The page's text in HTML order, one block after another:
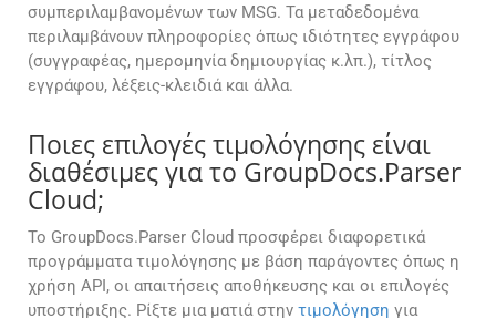
συμπεριλαμβανομένων των MSG. Τα μεταδεδομένα
περιλαμβάνουν πληροφορίες όπως ιδιότητες εγγράφου
(συγγραφέας, ημερομηνία δημιουργίας κ.λπ.), τίτλος
εγγράφου, λέξεις-κλειδιά και άλλα.
Ποιες επιλογές τιμολόγησης είναι
διαθέσιμες για το GroupDocs.Parser
Cloud;
Το GroupDocs.Parser Cloud προσφέρει διαφορετικά
προγράμματα τιμολόγησης με βάση παράγοντες όπως η
χρήση API, οι απαιτήσεις αποθήκευσης και οι επιλογές
υποστήριξης. Ρίξτε μια ματιά στην τιμολόγηση για